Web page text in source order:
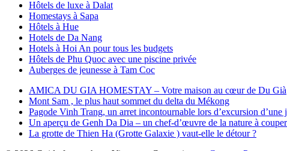
Hôtels de luxe à Dalat
Homestays à Sapa
Hôtels à Hue
Hotels de Da Nang
Hotels à Hoi An pour tous les budgets
Hôtels de Phu Quoc avec une piscine privée
Auberges de jeunesse à Tam Coc
AMICA DU GIA HOMESTAY – Votre maison au cœur de Du Già
Mont Sam , le plus haut sommet du delta du Mékong
Pagode Vinh Trang, un arret incontournable lors d’excursion
Un aperçu de Genh Da Dia – un chef-d’œuvre de la nature à
La grotte de Thien Ha (Grotte Galaxie ) vaut-elle le détour ?